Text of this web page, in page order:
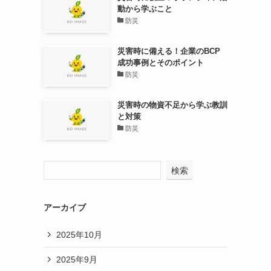
動から学ぶこと
防災
災害時に備える！企業のBCP
成功事例とそのポイント
防災
災害時の物資不足から学ぶ教訓
と対策
防災
検索
アーカイブ
2025年10月
2025年9月